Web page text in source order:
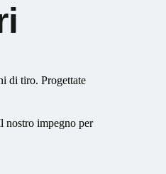
di tiro. Progettate
nostro impegno per